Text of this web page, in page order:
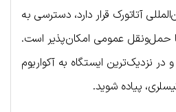
آتاتورک قرار دارد، دسترسی به
یا حمل‌ونقل عمومی امکان‌پذیر است.
در نزدیک‌ترین ایستگاه به آکواریوم
پیاده شوید.